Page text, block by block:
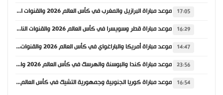
17:05 موعد مباراة البرازيل والمغرب في كأس العالم 2026 والقنوات الناقلة
16:29 موعد مباراة قطر وسويسرا في كأس العالم 2026 والقنوات الناقلة
14:47 موعد مباراة أمريكا والباراغواي في كأس العالم 2026 والقنوات الناقلة
23:56 موعد مباراة كندا والبوسنة والهرسك في كأس العالم 2026 والقنوات الناقلة
16:54 موعد مباراة كوريا الجنوبية وجمهورية التشيك في كأس العالم 2026 والقنوات الناقلة